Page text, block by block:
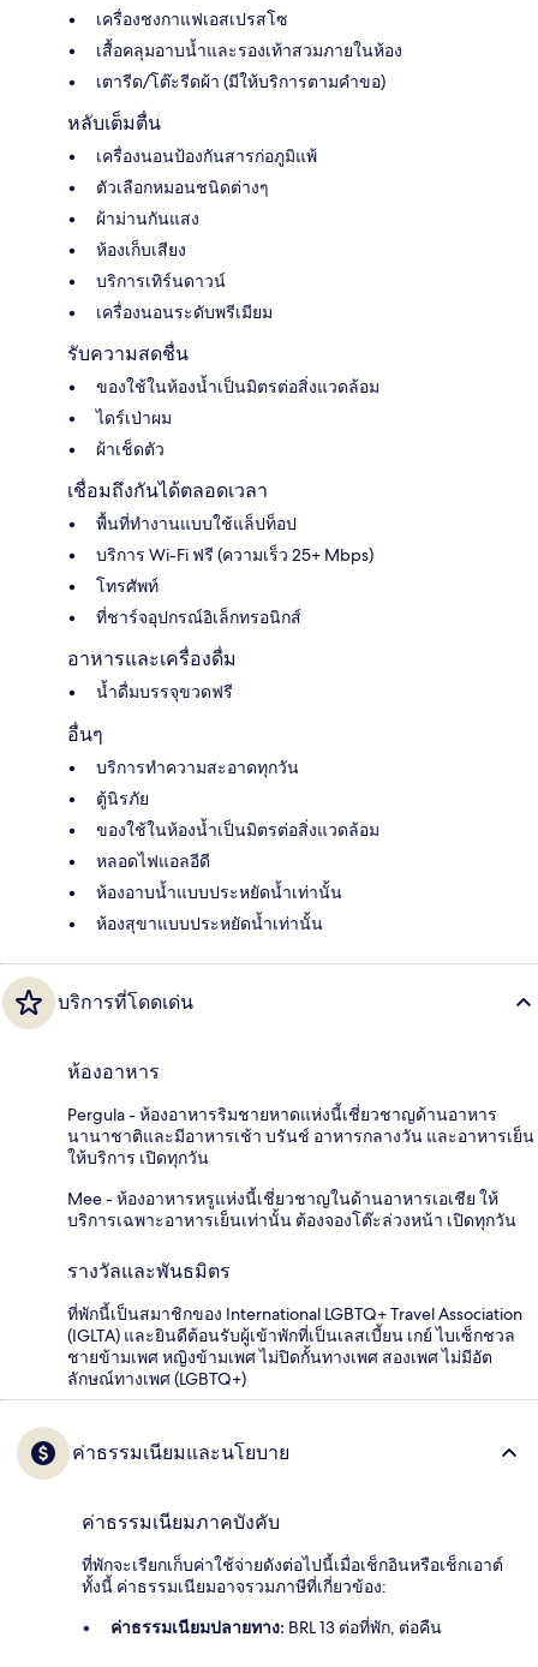
เครื่องชงกาแฟเอสเปรสโซ
เสื้อคลุมอาบน้ำและรองเท้าสวมภายในห้อง
เตารีด/โต๊ะรีดผ้า (มีให้บริการตามคำขอ)
หลับเต็มตื่น
เครื่องนอนป้องกันสารก่อภูมิแพ้
ตัวเลือกหมอนชนิดต่างๆ
ผ้าม่านกันแสง
ห้องเก็บเสียง
บริการเทิร์นดาวน์
เครื่องนอนระดับพรีเมียม
รับความสดชื่น
ของใช้ในห้องน้ำเป็นมิตรต่อสิ่งแวดล้อม
ไดร์เป่าผม
ผ้าเช็ดตัว
เชื่อมถึงกันได้ตลอดเวลา
พื้นที่ทำงานแบบใช้แล็ปท็อป
บริการ Wi-Fi ฟรี (ความเร็ว 25+ Mbps)
โทรศัพท์
ที่ชาร์จอุปกรณ์อิเล็กทรอนิกส์
อาหารและเครื่องดื่ม
น้ำดื่มบรรจุขวดฟรี
อื่นๆ
บริการทำความสะอาดทุกวัน
ตู้นิรภัย
ของใช้ในห้องน้ำเป็นมิตรต่อสิ่งแวดล้อม
หลอดไฟแอลอีดี
ห้องอาบน้ำแบบประหยัดน้ำเท่านั้น
ห้องสุขาแบบประหยัดน้ำเท่านั้น
บริการที่โดดเด่น
ห้องอาหาร
Pergula - ห้องอาหารริมชายหาดแห่งนี้เชี่ยวชาญด้านอาหาร
นานาชาติและมีอาหารเช้า บรันช์ อาหารกลางวัน และอาหารเย็น
ให้บริการ เปิดทุกวัน
Mee - ห้องอาหารหรูแห่งนี้เชี่ยวชาญในด้านอาหารเอเชีย ให้
บริการเฉพาะอาหารเย็นเท่านั้น ต้องจองโต๊ะล่วงหน้า เปิดทุกวัน
รางวัลและพันธมิตร
ที่พักนี้เป็นสมาชิกของ International LGBTQ+ Travel Association
(IGLTA) และยินดีต้อนรับผู้เข้าพักที่เป็นเลสเบี้ยน เกย์ ไบเซ็กชวล
ชายข้ามเพศ หญิงข้ามเพศ ไม่ปิดกั้นทางเพศ สองเพศ ไม่มีอัต
ลักษณ์ทางเพศ (LGBTQ+)
ค่าธรรมเนียมและนโยบาย
ค่าธรรมเนียมภาคบังคับ
ที่พักจะเรียกเก็บค่าใช้จ่ายดังต่อไปนี้เมื่อเช็กอินหรือเช็กเอาต์
ทั้งนี้ ค่าธรรมเนียมอาจรวมภาษีที่เกี่ยวข้อง:
ค่าธรรมเนียมปลายทาง: BRL 13 ต่อที่พัก, ต่อคืน